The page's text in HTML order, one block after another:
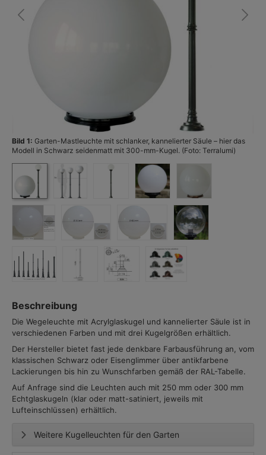
Bild 1: Garten-Mastleuchte mit schlanker, kannelierter Säule – hier das
Modell in Schwarz seidenmatt mit 300-mm-Kugel. (Foto: Terralumi)
Beschreibung
Die Wegeleuchte mit Acrylglaskugel und kannelierter Säule ist in
verschiedenen Farben und mit drei Kugelgrößen erhältlich.
Der Hersteller bietet fast jede denkbare Farbausführung an, vom
klassischen Schwarz oder Eisenglimmer über antikfarbene
Lackierungen bis hin zu Wunschfarben gemäß der RAL-Tabelle.
Auf Anfrage sind die Leuchten auch mit 250 mm oder 300 mm
Echtglaskugeln (klar oder matt-satiniert, jeweils mit
Lufteinschlüssen) erhältlich.
Weitere Kugelleuchten für den Garten